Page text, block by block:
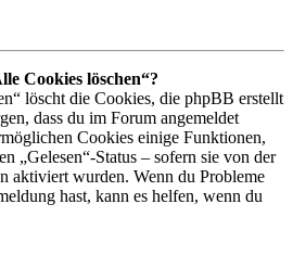
Cookies löschen“?
löscht die Cookies, die phpBB erstellt
dass du im Forum angemeldet
Cookies einige Funktionen,
„Gelesen“-Status – sofern sie von der
aktiviert wurden. Wenn du Probleme
hast, kann es helfen, wenn du